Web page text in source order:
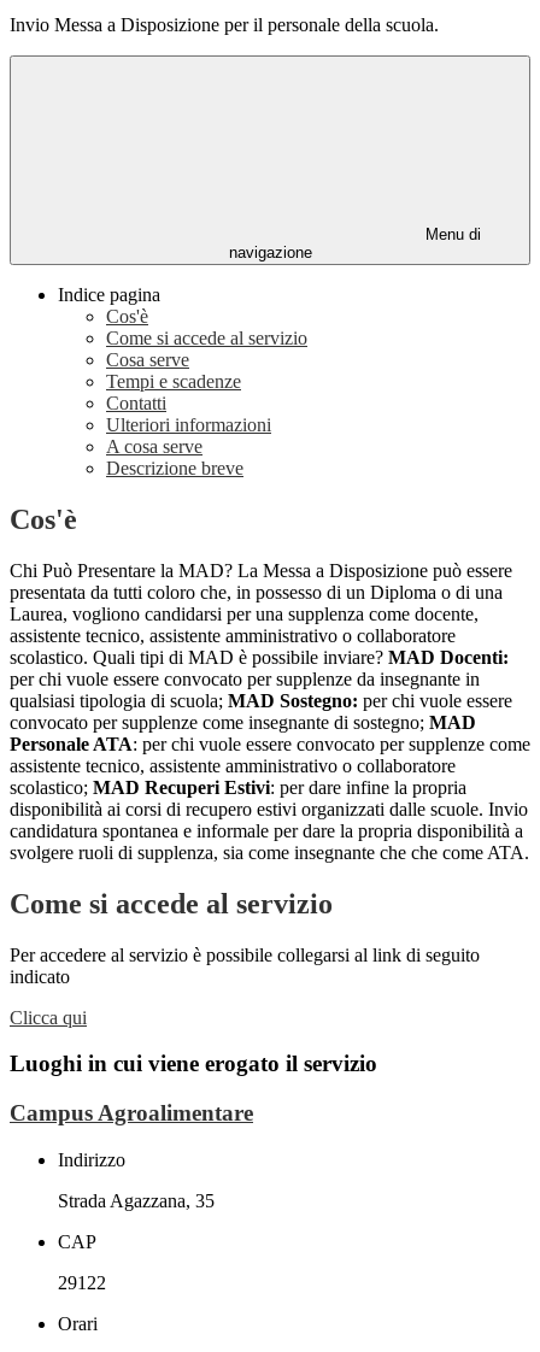
Invio Messa a Disposizione per il personale della scuola.
Menu di
navigazione
Indice pagina
Cos'è
Come si accede al servizio
Cosa serve
Tempi e scadenze
Contatti
Ulteriori informazioni
A cosa serve
Descrizione breve
Cos'è
Chi Può Presentare la MAD? La Messa a Disposizione può essere
presentata da tutti coloro che, in possesso di un Diploma o di una
Laurea, vogliono candidarsi per una supplenza come docente,
assistente tecnico, assistente amministrativo o collaboratore
scolastico. Quali tipi di MAD è possibile inviare? MAD Docenti:
per chi vuole essere convocato per supplenze da insegnante in
qualsiasi tipologia di scuola; MAD Sostegno: per chi vuole essere
convocato per supplenze come insegnante di sostegno; MAD
Personale ATA: per chi vuole essere convocato per supplenze come
assistente tecnico, assistente amministrativo o collaboratore
scolastico; MAD Recuperi Estivi: per dare infine la propria
disponibilità ai corsi di recupero estivi organizzati dalle scuole. Invio
candidatura spontanea e informale per dare la propria disponibilità a
svolgere ruoli di supplenza, sia come insegnante che che come ATA.
Come si accede al servizio
Per accedere al servizio è possibile collegarsi al link di seguito
indicato
Clicca qui
Luoghi in cui viene erogato il servizio
Campus Agroalimentare
Indirizzo
Strada Agazzana, 35
CAP
29122
Orari